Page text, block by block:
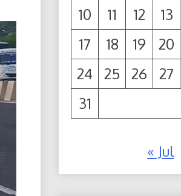
10
11 12 13
17
18 19 20
24
25 26 27
31
« Jul